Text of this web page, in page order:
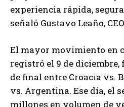
experiencia rápida,
señaló Gustavo Leaño,
El mayor movimiento en
registró el 9 de diciembre,
de final entre Croacia vs.
vs. Argentina. Ese día, el
millones en volumen de